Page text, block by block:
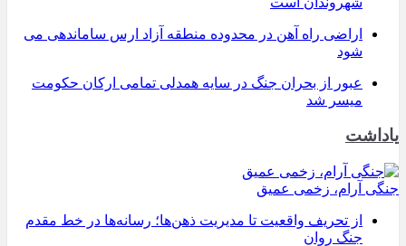
اراضی راه آهن در محدوده منطقه آزاد ارس ساماندهی می
شود
عبور از بحران جنگ در سایه همدلی تمامی ارکان حکومت
میسر شد
یاداشت
جنگی آرام، زخمی عمیق
از تحریف واقعیت تا مدیریت ذهن‌ها؛ رسانه‌ها در خط مقدم
جنگ روان